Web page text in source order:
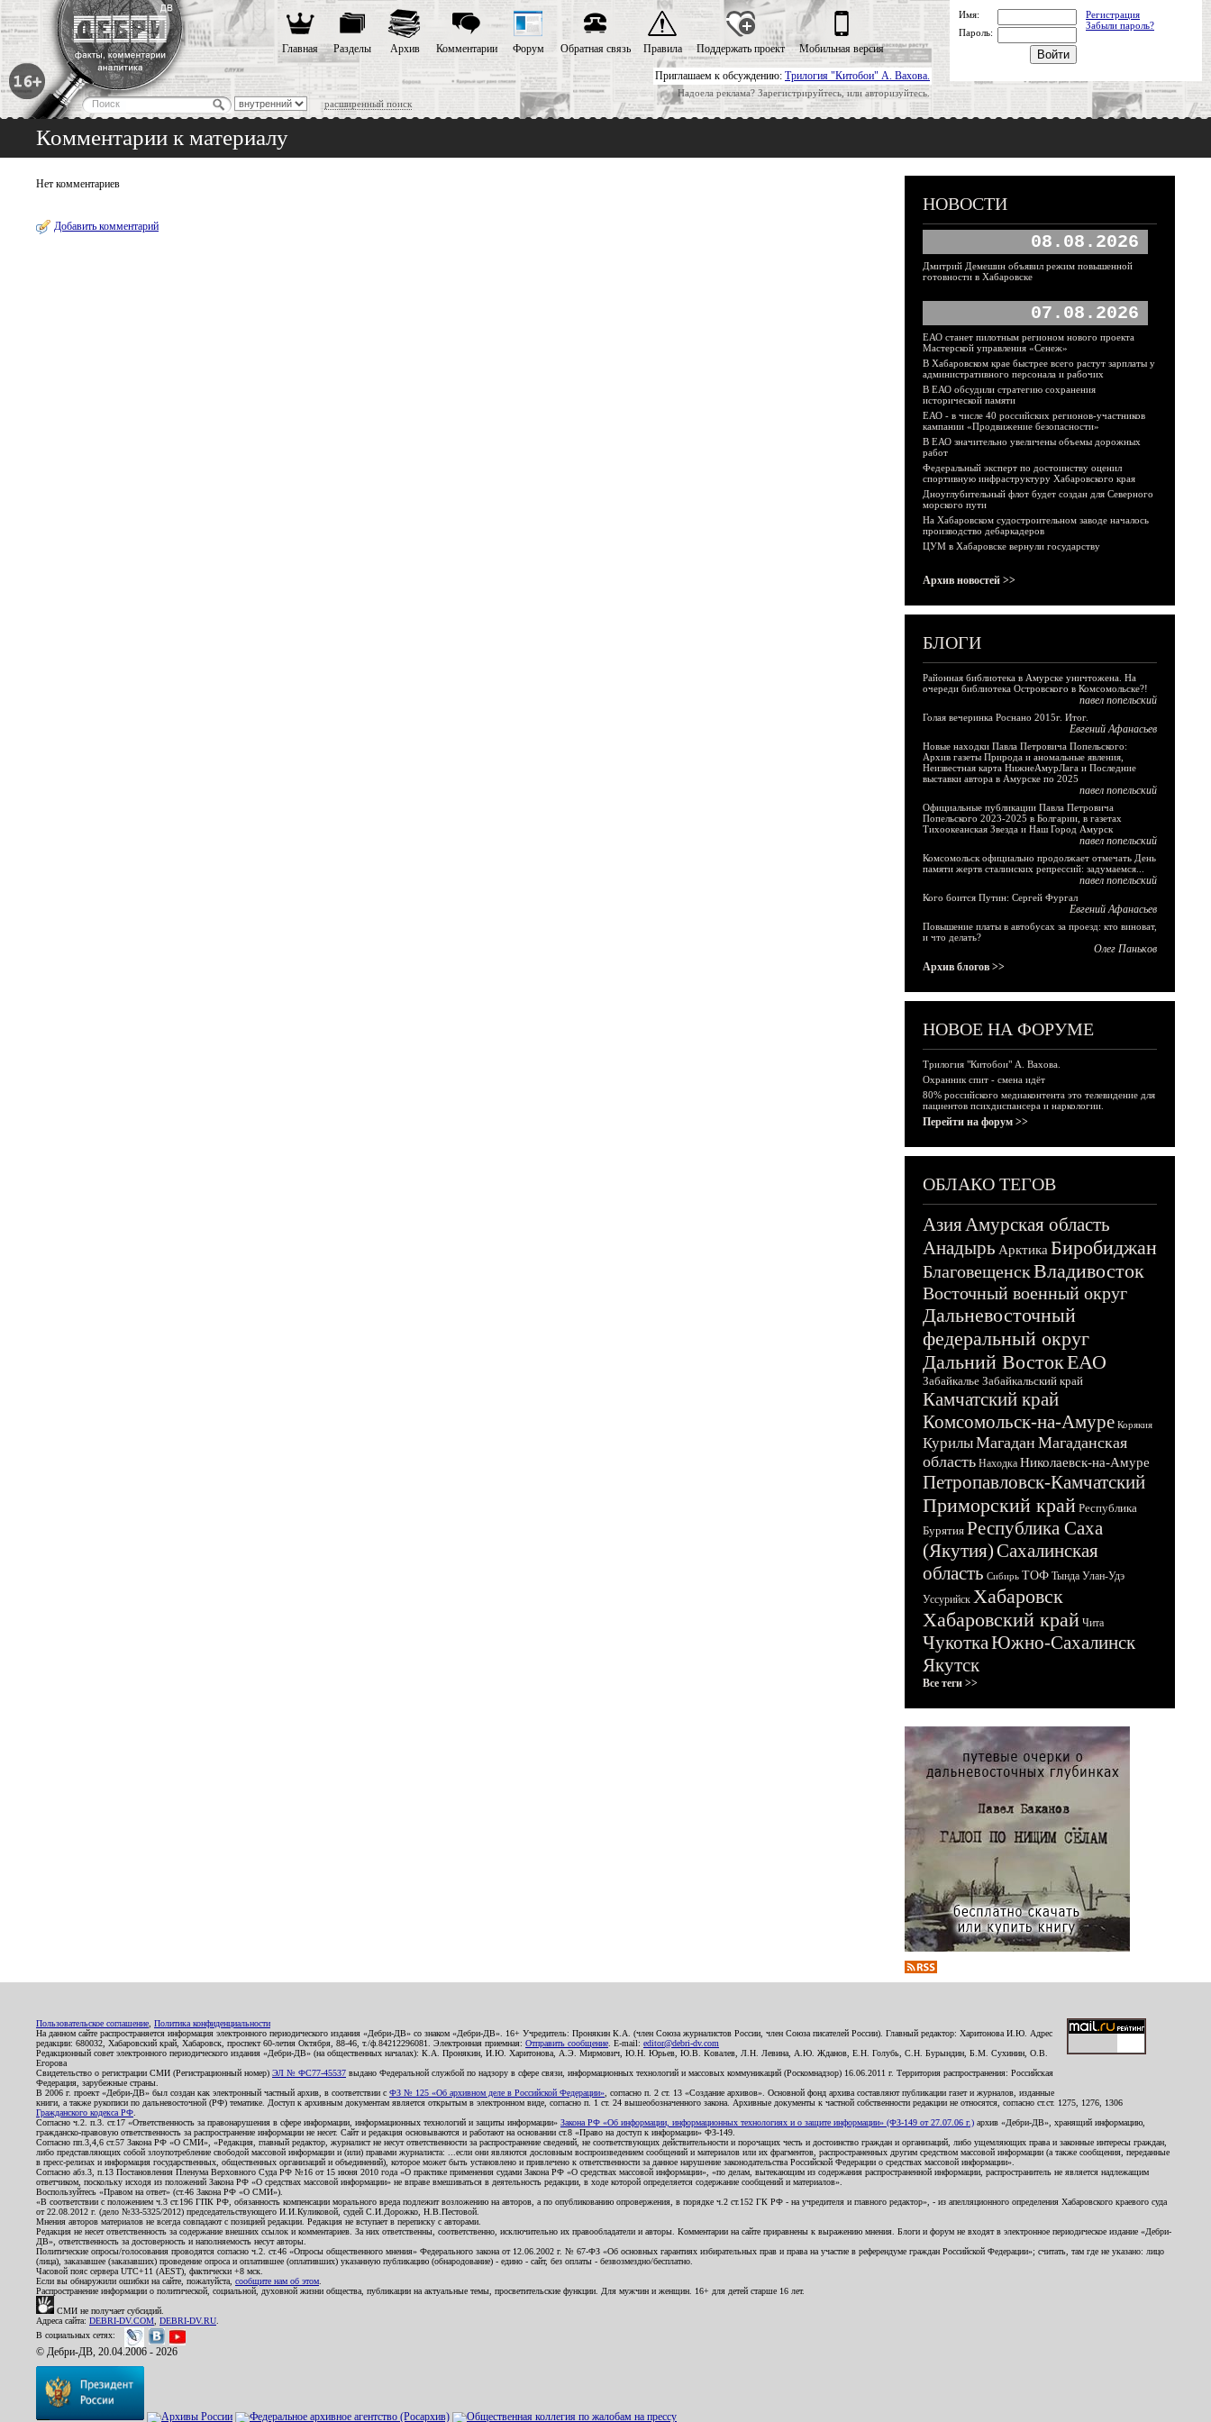
Приглашаем к обсуждению: Трилогия "Китобои" А. Вахова.
Надоела реклама? Зарегистрируйтесь, или авторизуйтесь.
расширенный поиск
Главная Разделы Архив Комментарии Форум Обратная связь Правила Поддержать проект Мобильная версия
Имя:
Регистрация
Забыли пароль?
Пароль:
Комментарии к материалу
Нет комментариев
Добавить комментарий
НОВОСТИ
08.08.2026
Дмитрий Демешин объявил режим повышенной
готовности в Хабаровске
07.08.2026
ЕАО станет пилотным регионом нового проекта
Мастерской управления «Сенеж»
В Хабаровском крае быстрее всего растут зарплаты у
административного персонала и рабочих
В ЕАО обсудили стратегию сохранения
исторической памяти
ЕАО - в числе 40 российских регионов-участников
кампании «Продвижение безопасности»
В ЕАО значительно увеличены объемы дорожных
работ
Федеральный эксперт по достоинству оценил
спортивную инфраструктуру Хабаровского края
Дноуглубительный флот будет создан для Северного
морского пути
На Хабаровском судостроительном заводе началось
производство дебаркадеров
ЦУМ в Хабаровске вернули государству
Архив новостей >>
БЛОГИ
Районная библиотека в Амурске уничтожена. На
очереди библиотека Островского в Комсомольске?!
павел попельский
Голая вечеринка Роснано 2015г. Итог.
Евгений Афанасьев
Новые находки Павла Петровича Попельского:
Архив газеты Природа и аномальные явления,
Неизвестная карта НижнеАмурЛага и Последние
выставки автора в Амурске по 2025
павел попельский
Официальные публикации Павла Петровича
Попельского 2023-2025 в Болгарии, в газетах
Тихоокеанская Звезда и Наш Город Амурск
павел попельский
Комсомольск официально продолжает отмечать День
памяти жертв сталинских репрессий: задумаемся...
павел попельский
Кого боится Путин: Сергей Фургал
Евгений Афанасьев
Повышение платы в автобусах за проезд: кто виноват,
и что делать?
Олег Паньков
Архив блогов >>
НОВОЕ НА ФОРУМЕ
Трилогия "Китобои" А. Вахова.
Охранник спит - смена идёт
80% российского медиаконтента это телевидение для
пациентов психдиспансера и наркологии.
Перейти на форум >>
ОБЛАКО ТЕГОВ
АзияАмурская область
Анадырь Арктика Биробиджан
БлаговещенскВладивосток
Восточный военный округ
Дальневосточный
федеральный округ
Дальний ВостокЕАО
Забайкалье Забайкальский край
Камчатский край
Комсомольск-на-Амуре Корякия
КурилыМагадан Магаданская
область Находка Николаевск-на-Амуре
Петропавловск-Камчатский
Приморский край Республика
Бурятия Республика Саха
(Якутия)Сахалинская
область Сибирь ТОФ Тында Улан-Удэ
Уссурийск Хабаровск
Хабаровский край Чита
ЧукоткаЮжно-Сахалинск
Якутск
Все теги >>
Пользовательское соглашение Политика конфиденциальности
На данном сайте распространяется информация электронного периодического издания «Дебри-ДВ» со знаком «Дебри-ДВ». 16+ Учредитель: Пронякин К.А. (член Союза журналистов России, член Союза писателей России). Главный редактор: Харитонова И.Ю. Адрес
редакции: 680032, Хабаровский край, Хабаровск, проспект 60-летия Октября, 88-46, т./ф.84212296081. Электронная приемная: Отправить сообщение . E-mail: editor@debri-dv.com
Редакционный совет электронного периодического издания «Дебри-ДВ» (на общественных началах): К.А. Пронякин, И.Ю. Харитонова, А.Э. Мирмович, Ю.Н. Юрьев, Ю.В. Ковалев, Л.Н. Левина, А.Ю. Жданов, Е.Н. Голубь, С.Н. Бурындин, Б.М. Сухинин, О.В.
Егорова
Свидетельство о регистрации СМИ (Регистрационный номер) ЭЛ № ФС77-45537 выдано Федеральной службой по надзору в сфере связи, информационных технологий и массовых коммуникаций (Роскомнадзор) 16.06.2011 г. Территория распространения: Российская
Федерация, зарубежные страны.
В 2006 г. проект «Дебри-ДВ» был создан как электронный частный архив, в соответствии с ФЗ № 125 «Об архивном деле в Российской Федерации» , согласно п. 2 ст. 13 «Создание архивов». Основной фонд архива составляют публикации газет и журналов, изданные
книги, а также рукописи по дальневосточной (РФ) тематике. Доступ к архивным документам является открытым в электронном виде, согласно п. 1 ст. 24 вышеобозначенного закона. Архивные документы к частной собственности редакции не относятся, согласно ст.ст. 1275, 1276, 1306
Гражданского кодекса РФ
Согласно ч.2. п.3. ст.17 «Ответственность за правонарушения в сфере информации, информационных технологий и защиты информации» Закона РФ «Об информации, информационных технологиях и о защите информации» (ФЗ-149 от 27.07.06 г.) архив «Дебри-ДВ», хранящий информацию,
гражданско-правовую ответственность за распространение информации не несет. Сайт и редакция основываются и работают на основании ст.8 «Право на доступ к информации» ФЗ-149.
Согласно пп.3,4,6 ст.57 Закона РФ «О СМИ», «Редакция, главный редактор, журналист не несут ответственности за распространение сведений, не соответствующих действительности и порочащих честь и достоинство граждан и организаций, либо ущемляющих права и законные интересы граждан,
либо представляющих собой злоупотребление свободой массовой информации и (или) правами журналиста: ...если они являются дословным воспроизведением сообщений и материалов или их фрагментов, распространенных другим средством массовой информации (а также сообщения, переданные
в пресс-релизах и информация государственных, общественных организаций и объединений), которое может быть установлено и привлечено к ответственности за данное нарушение законодательства Российской Федерации о средствах массовой информации».
Согласно абз.3, п.13 Постановления Пленума Верховного Суда РФ №16 от 15 июня 2010 года «О практике применения судами Закона РФ «О средствах массовой информации», «по делам, вытекающим из содержания распространенной информации, распространитель не является надлежащим
ответчиком, поскольку исходя из положений Закона РФ «О средствах массовой информации» не вправе вмешиваться в деятельность редакции, в ходе которой определяется содержание сообщений и материалов».
Воспользуйтесь «Правом на ответ» (ст.46 Закона РФ «О СМИ»).
«В соответствии с положением ч.3 ст.196 ГПК РФ, обязанность компенсации морального вреда подлежит возложению на авторов, а по опубликованию опровержения, в порядке ч.2 ст.152 ГК РФ - на учредителя и главного редактор», - из апелляционного определения Хабаровского краевого суда
от 22.08.2012 г. (дело №33-5325/2012) председательствующего И.И.Куликовой, судей С.И.Дорожко, Н.В.Пестовой.
Мнения авторов материалов не всегда совпадают с позицией редакции. Редакция не вступает в переписку с авторами.
Редакция не несет ответственность за содержание внешних ссылок и комментариев. За них ответственны, соответственно, исключительно их правообладатели и авторы. Комментарии на сайте приравнены к выражению мнения. Блоги и форум не входят в электронное периодическое издание «Дебри-
ДВ», ответственность за достоверность и наполняемость несут авторы.
Политические опросы/голосования проводятся согласно ч.2. ст.46 «Опросы общественного мнения» Федерального закона от 12.06.2002 г. № 67-ФЗ «Об основных гарантиях избирательных прав и права на участие в референдуме граждан Российской Федерации»; считать, там где не указано: лицо
(лица), заказавшее (заказавших) проведение опроса и оплатившее (оплативших) указанную публикацию (обнародование) - едино - сайт, без оплаты - безвозмездно/бесплатно.
Часовой пояс сервера UTC+11 (AEST), фактически +8 мск.
Если вы обнаружили ошибки на сайте, пожалуйста, сообщите нам об этом
Распространение информации о политической, социальной, духовной жизни общества, публикации на актуальные темы, просветительские функции. Для мужчин и женщин. 16+ для детей старше 16 лет.
СМИ не получает субсидий.
Адреса сайта: DEBRI-DV.COM DEBRI-DV.RU
В социальных сетях:
© Дебри-ДВ, 20.04.2006 - 2026